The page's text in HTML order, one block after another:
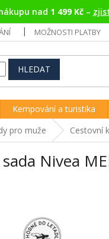
nad 1 499 Kč–
MOŽNOSTI PLATBY
HLEDAT
Kempování a turistika
pro muže Cestovní
Nivea